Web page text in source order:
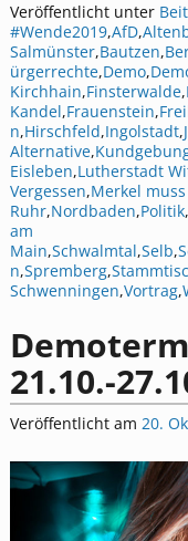
Veröffentlicht unter
#Wende2019,AfD,
Salmünster,Bautzen,
ürgerrechte,Demo,
Kirchhain,Finsterwalde,
Kandel,Frauenstein,
n,Hirschfeld,Ingolstadt,
Alternative,
Eisleben,Lutherstadt
Vergessen,Merkel
Ruhr,Nordbaden,Politik,
am
Main,Schwalmtal,Selb,
n,Spremberg,
Schwenningen,Vortrag,
21.10.-
Veröffentlicht am 20.